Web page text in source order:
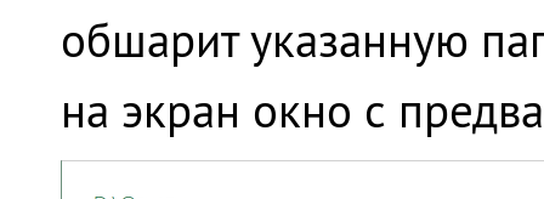
обшарит указанную
на экран окно с